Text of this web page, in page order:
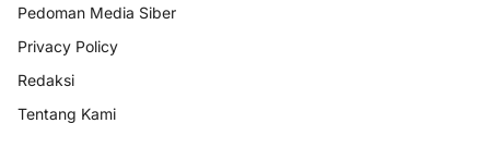
Pedoman Media Siber
Privacy Policy
Redaksi
Tentang Kami